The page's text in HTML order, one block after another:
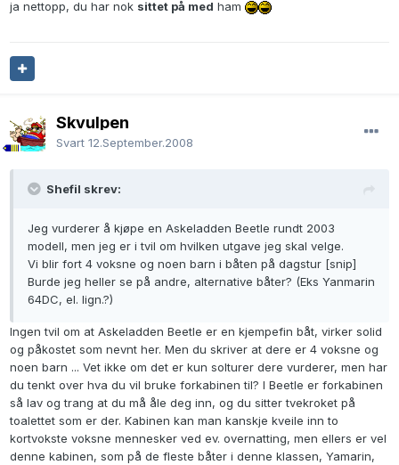
ja nettopp, du har nok sittet på med ham
Skvulpen
Svart 12.September.2008
Shefil skrev:
Jeg vurderer å kjøpe en Askeladden Beetle rundt 2003
modell, men jeg er i tvil om hvilken utgave jeg skal velge.
Vi blir fort 4 voksne og noen barn i båten på dagstur [snip]
Burde jeg heller se på andre, alternative båter? (Eks Yanmarin
64DC, el. lign.?)
Ingen tvil om at Askeladden Beetle er en kjempefin båt, virker solid
og påkostet som nevnt her. Men du skriver at dere er 4 voksne og
noen barn ... Vet ikke om det er kun solturer dere vurderer, men har
du tenkt over hva du vil bruke forkabinen til? I Beetle er forkabinen
så lav og trang at du må åle deg inn, og du sitter tvekroket på
toalettet som er der. Kabinen kan man kanskje kveile inn to
kortvokste voksne mennesker ved ev. overnatting, men ellers er vel
denne kabinen, som på de fleste båter i denne klassen, Yamarin,